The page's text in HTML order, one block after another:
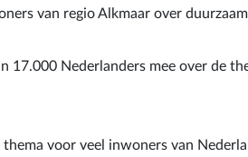
van regio Alkmaar over
17.000 Nederlanders mee over de
voor veel inwoners van